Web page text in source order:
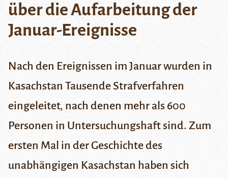
über die Aufarbeitung der
Januar-Ereignisse
Nach den Ereignissen im Januar wurden in
Kasachstan Tausende Strafverfahren
eingeleitet, nach denen mehr als 600
Personen in Untersuchungshaft sind. Zum
ersten Mal in der Geschichte des
unabhängigen Kasachstan haben sich